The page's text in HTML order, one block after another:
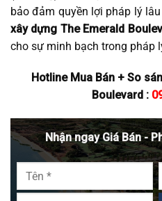
bảo đảm quyền lợi pháp lý
xây dựng The Emerald
cho sự minh bạch trong pháp
Hotline Mua Bán + So
Boulevard :
Nhận ngay Giá Bán -